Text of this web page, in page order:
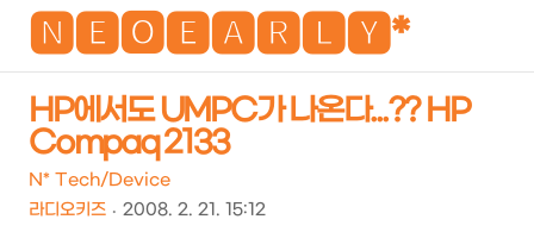
🅽🅴🅾🅴🅰🆁🅻🆈*
HP에서도 UMPC가 나온다...?? HP
Compaq 2133
N* Tech/Device
라디오키즈
2008. 2. 21. 15:12